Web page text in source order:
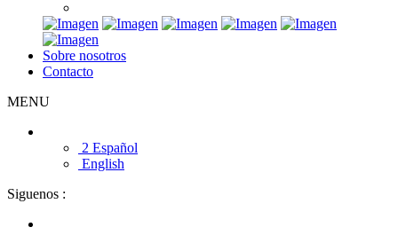
Sobre nosotros
Contacto
MENU
2 Español
English
Siguenos :